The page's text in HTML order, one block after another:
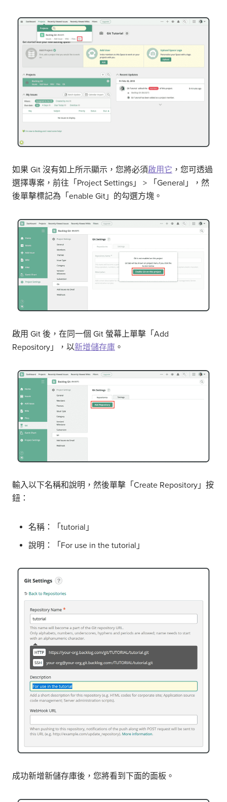
如果 Git 沒有如上所示顯示，您將必須啟用它 ，您可透過
選擇專案，前往「Project Settings」 > 「General」，然
後單擊標記為「enable Git」的勾選方塊。
啟用 Git 後，在同一個 Git 螢幕上單擊「Add
Repository」，以新增儲存庫 。
輸入以下名稱和說明，然後單擊「Create Repository」按
鈕：
名稱：「tutorial」
說明：「For use in the tutorial」
成功新增新儲存庫後，您將看到下面的面板。